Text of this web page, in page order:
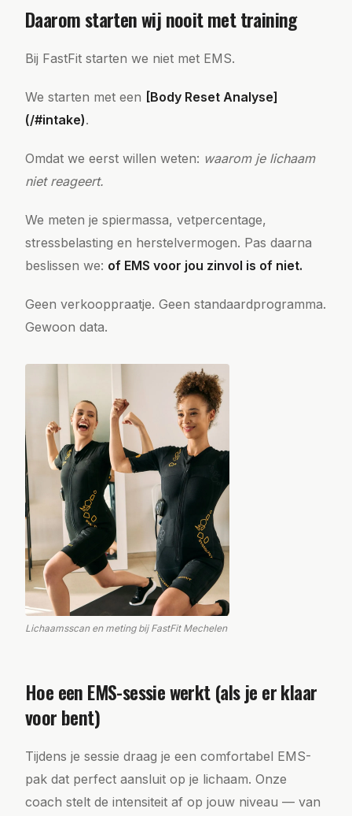
Daarom starten wij nooit met training
Bij FastFit starten we niet met EMS.
We starten met een [Body Reset Analyse]
(/#intake).
Omdat we eerst willen weten: waarom je lichaam
niet reageert.
We meten je spiermassa, vetpercentage,
stressbelasting en herstelvermogen. Pas daarna
beslissen we: of EMS voor jou zinvol is of niet.
Geen verkooppraatje. Geen standaardprogramma.
Gewoon data.
Lichaamsscan en meting bij FastFit Mechelen
Hoe een EMS-sessie werkt (als je er klaar
voor bent)
Tijdens je sessie draag je een comfortabel EMS-
pak dat perfect aansluit op je lichaam. Onze
coach stelt de intensiteit af op jouw niveau — van